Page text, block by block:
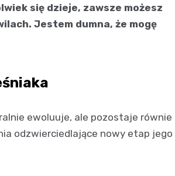
się dzieje, zawsze możesz
Jestem dumna, że mogę
ewoluuje, ale pozostaje równie
odzwierciedlające nowy etap jego